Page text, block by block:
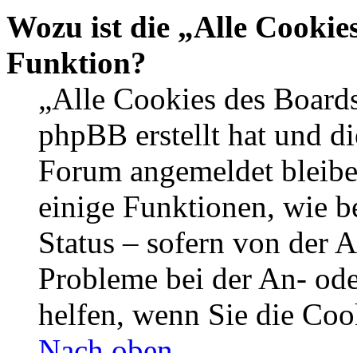
Wozu ist die „Alle
Funktion?
„Alle Cookies des
phpBB erstellt hat und
Forum angemeldet
einige Funktionen, wie
Status – sofern von der
Probleme bei der An-
helfen, wenn Sie die